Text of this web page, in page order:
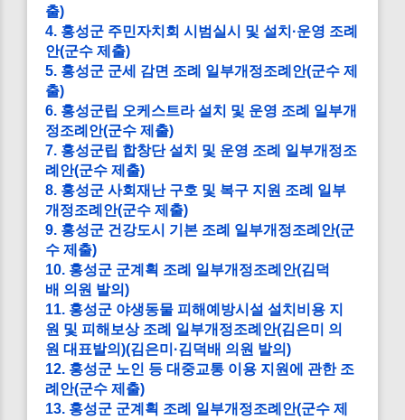
출)
4. 홍성군 주민자치회 시범실시 및 설치·운영 조례
안(군수 제출)
5. 홍성군 군세 감면 조례 일부개정조례안(군수 제
출)
6. 홍성군립 오케스트라 설치 및 운영 조례 일부개
정조례안(군수 제출)
7. 홍성군립 합창단 설치 및 운영 조례 일부개정조
례안(군수 제출)
8. 홍성군 사회재난 구호 및 복구 지원 조례 일부
개정조례안(군수 제출)
9. 홍성군 건강도시 기본 조례 일부개정조례안(군
수 제출)
10. 홍성군 군계획 조례 일부개정조례안(김덕
배 의원 발의)
11. 홍성군 야생동물 피해예방시설 설치비용 지
원 및 피해보상 조례 일부개정조례안(김은미 의
원 대표발의)(김은미·김덕배 의원 발의)
12. 홍성군 노인 등 대중교통 이용 지원에 관한 조
례안(군수 제출)
13. 홍성군 군계획 조례 일부개정조례안(군수 제